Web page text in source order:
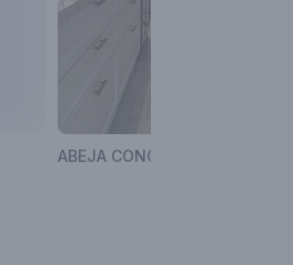
ABEJA CONCEPT